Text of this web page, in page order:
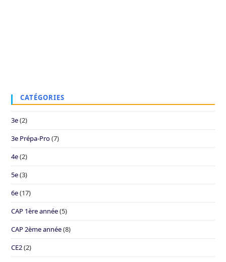
CATÉGORIES
3e(2)
3e Prépa-Pro(7)
4e(2)
5e(3)
6e(17)
CAP 1ère année(5)
CAP 2ème année(8)
CE2(2)